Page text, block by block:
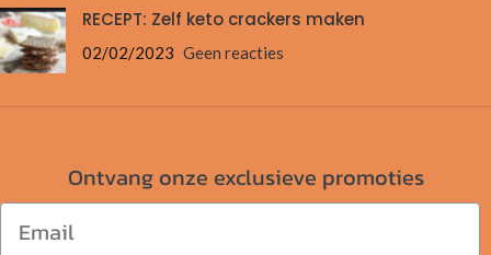
RECEPT: Zelf keto crackers maken
02/02/2023 Geen reacties
Ontvang onze exclusieve promoties
Email